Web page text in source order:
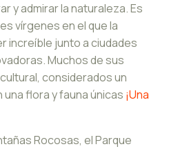
y admirar la naturaleza. Es
vírgenes en el que la
increíble junto a ciudades
Muchos de sus
considerados un
flora y fauna únicas ¡Una
Rocosas, el Parque